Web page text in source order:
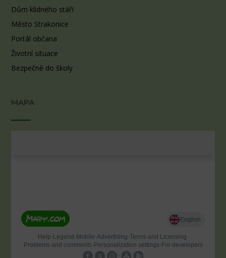
Dům klidného stáří
Město Strakonice
Portál občana
Životní situace
Bezpečně do školy
MAPA